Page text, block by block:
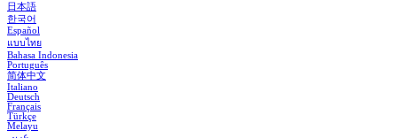
日本語
한국어
Español
แบบไทย
Bahasa Indonesia
Português
简体中文
Italiano
Deutsch
Français
Türkçe
Melayu